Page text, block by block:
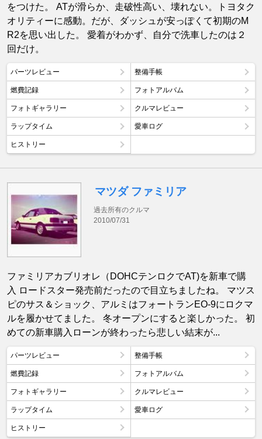
をつけた。 ATが滑らか、走破性高い、壊れない。トヨタク
オリティーに感動。だが、ダッシュが安っぽくて初期のM
R2を思い出した。 愛着がわかず、自分で洗車したのは２
回だけ。
パーツレビュー 整備手帳
燃費記録 フォトアルバム
フォトギャラリー クルマレビュー
ラップタイム 愛車ログ
ヒストリー
マツダ ファミリア
過去所有のクルマ
2010/07/31
ファミリアカブリオレ（DOHCテンロクでAT)を新車で購
入 ロードスター発売前だったので目立ちましたね。 マツス
ピのサス＆ショック、アルミはフォートランEO-9にロクマ
ルを履かせてました。 冬オープンにすると楽しかった。 初
めての新車購入ローンが終わったら悲しい結末が...
パーツレビュー 整備手帳
燃費記録 フォトアルバム
フォトギャラリー クルマレビュー
ラップタイム 愛車ログ
ヒストリー